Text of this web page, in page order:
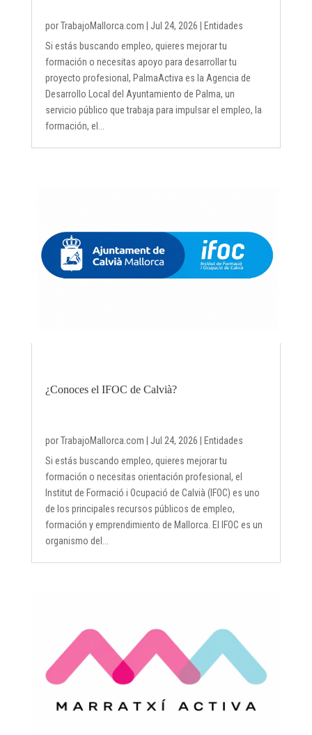
porTrabajoMallorca.com Jul 24, 2026
Entidades
Si estás buscando empleo, quieres mejorar tu
formación o necesitas apoyo para desarrollar tu
proyecto profesional, PalmaActiva es la Agencia de
Desarrollo Local del Ayuntamiento de Palma, un
servicio público que trabaja para impulsar el empleo, la
formación, el...
¿Conoces el IFOC de Calvià?
porTrabajoMallorca.com Jul 24, 2026
Entidades
Si estás buscando empleo, quieres mejorar tu
formación o necesitas orientación profesional, el
Institut de Formació i Ocupació de Calvià (IFOC) es uno
de los principales recursos públicos de empleo,
formación y emprendimiento de Mallorca. El IFOC es un
organismo del...